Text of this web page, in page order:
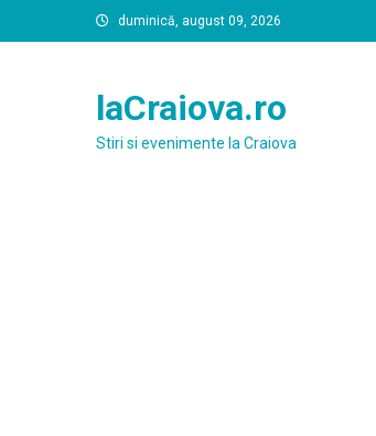
to
duminică, august 09, 2026
laCraiova.ro
Stiri si evenimente la Craiova